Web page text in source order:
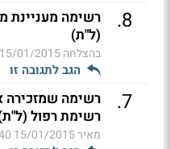
8
.
רשימה מעניינת
(ל"ת)
בהצלחה15/01/2015 21:01
הגב לתגובה זו
7
.
רשימה שמזכירה
רשימת רפול
מאיר15/01/2015 19:40